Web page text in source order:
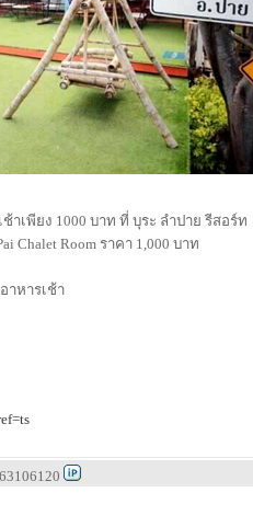
าเพียง 1000 บาท ที่ บุระ ลำปาย รีสอร์ท
Chalet Room ราคา 1,000 บาท
าหารเช้า